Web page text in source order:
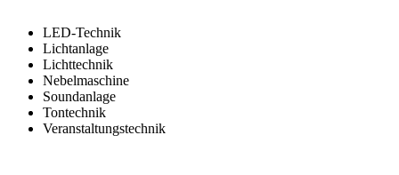
LED-Technik
Lichtanlage
Lichttechnik
Nebelmaschine
Soundanlage
Tontechnik
Veranstaltungstechnik